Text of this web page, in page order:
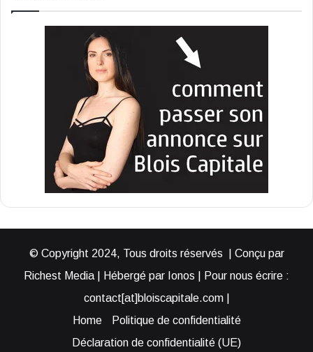
© Copyright 2024, Tous droits réservés | Conçu par
Richest Media | Hébergé par Ionos | Pour nous écrire :
contact[at]bloiscapitale.com |
Home
Politique de confidentialité
Déclaration de confidentialité (UE)